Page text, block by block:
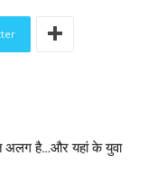
अलग है…और यहां के युवा